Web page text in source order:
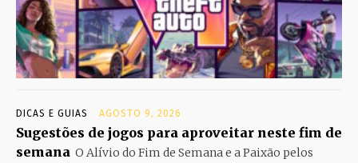
DICAS E GUIAS AGOSTO 9, 2026
Sugestões de jogos para aproveitar neste fim de
semana O Alívio do Fim de Semana e a Paixão pelos